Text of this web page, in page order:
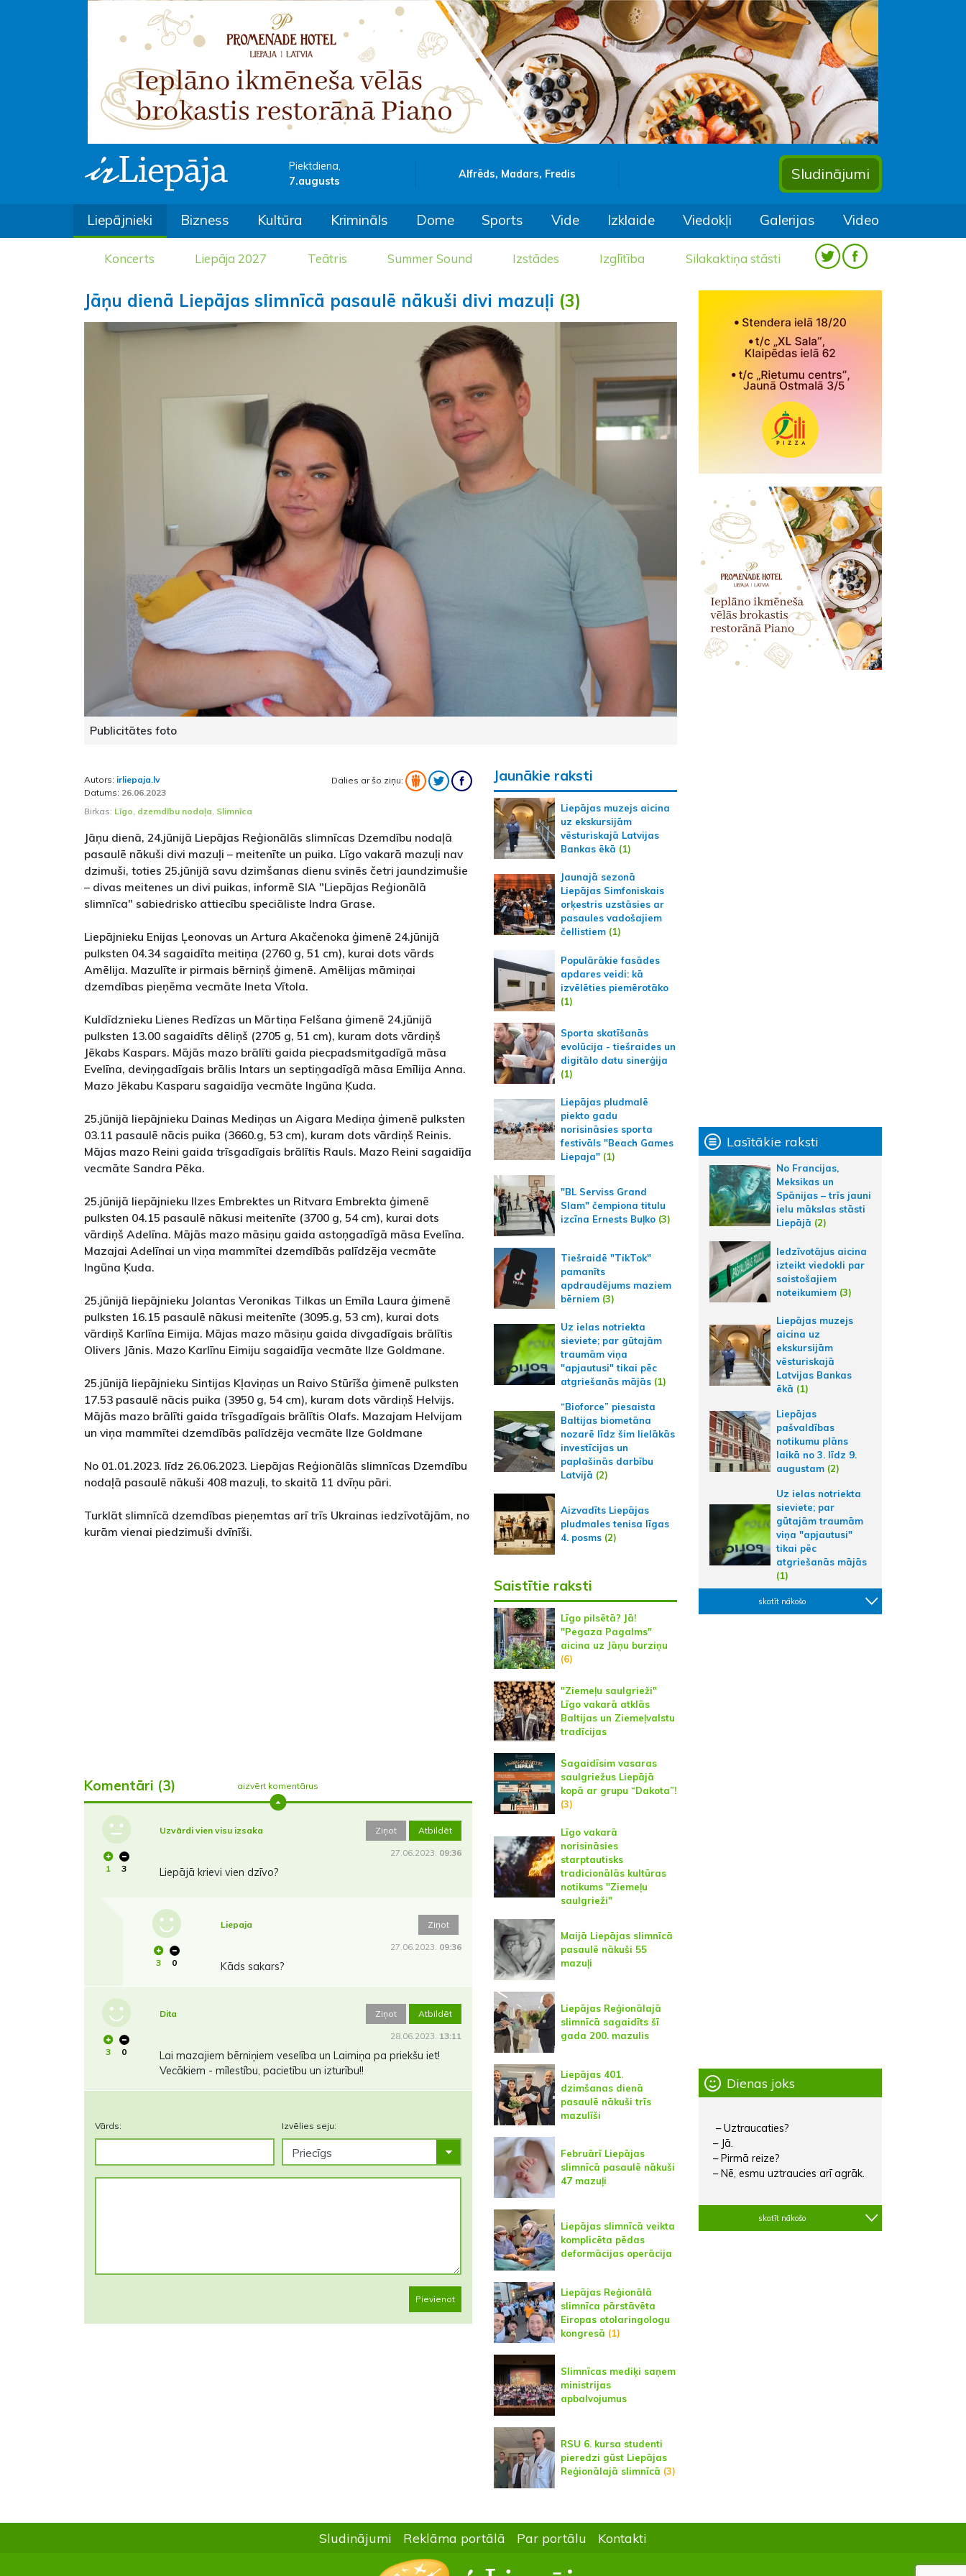
Piektdiena,
7.augusts
Alfrēds, Madars, Fredis Sludinājumi
Liepājnieki Bizness Kultūra Krimināls Dome Sports Vide Izklaide Viedokļi Galerijas Video
Koncerts Liepāja 2027 Teātris Summer Sound Izstādes Izglītība Silakaktiņa stāsti
Jāņu dienā Liepājas slimnīcā pasaulē nākuši divi mazuļi (3)
Publicitātes foto
Autors: irliepaja.lv
Datums: 26.06.2023
Dalies ar šo ziņu:
Birkas: Līgo, dzemdību nodaļa, Slimnīca
Jāņu dienā, 24.jūnijā Liepājas Reģionālās slimnīcas Dzemdību nodaļā
pasaulē nākuši divi mazuļi – meitenīte un puika. Līgo vakarā mazuļi nav
dzimuši, toties 25.jūnijā savu dzimšanas dienu svinēs četri jaundzimušie
– divas meitenes un divi puikas, informē SIA "Liepājas Reģionālā
slimnīca" sabiedrisko attiecību speciāliste Indra Grase.
Liepājnieku Enijas Ļeonovas un Artura Akačenoka ģimenē 24.jūnijā
pulksten 04.34 sagaidīta meitiņa (2760 g, 51 cm), kurai dots vārds
Amēlija. Mazulīte ir pirmais bērniņš ģimenē. Amēlijas māmiņai
dzemdības pieņēma vecmāte Ineta Vītola.
Kuldīdznieku Lienes Redīzas un Mārtiņa Felšana ģimenē 24.jūnijā
pulksten 13.00 sagaidīts dēliņš (2705 g, 51 cm), kuram dots vārdiņš
Jēkabs Kaspars. Mājās mazo brālīti gaida piecpadsmitgadīgā māsa
Evelīna, deviņgadīgais brālis Intars un septiņgadīgā māsa Emīlija Anna.
Mazo Jēkabu Kasparu sagaidīja vecmāte Ingūna Ķuda.
25.jūnijā liepājnieku Dainas Mediņas un Aigara Mediņa ģimenē pulksten
03.11 pasaulē nācis puika (3660.g, 53 cm), kuram dots vārdiņš Reinis.
Mājas mazo Reini gaida trīsgadīgais brālītis Rauls. Mazo Reini sagaidīja
vecmāte Sandra Pēka.
25.jūnijā liepājnieku Ilzes Embrektes un Ritvara Embrekta ģimenē
pulksten 04.15 pasaulē nākusi meitenīte (3700 g, 54 cm), kurai dots
vārdiņš Adelīna. Mājās mazo māsiņu gaida astoņgadīgā māsa Evelīna.
Mazajai Adelīnai un viņa mammītei dzemdībās palīdzēja vecmāte
Ingūna Ķuda.
25.jūnijā liepājnieku Jolantas Veronikas Tilkas un Emīla Laura ģimenē
pulksten 16.15 pasaulē nākusi meitenīte (3095.g, 53 cm), kurai dots
vārdiņš Karlīna Eimija. Mājas mazo māsiņu gaida divgadīgais brālītis
Olivers Jānis. Mazo Karlīnu Eimiju sagaidīja vecmāte Ilze Goldmane.
25.jūnijā liepājnieku Sintijas Kļaviņas un Raivo Stūrīša ģimenē pulksten
17.53 pasaulē nācis puika (3950 g, 54 cm), kuram dots vārdiņš Helvijs.
Mājās mazo brālīti gaida trīsgadīgais brālītis Olafs. Mazajam Helvijam
un viņa mammītei dzemdībās palīdzēja vecmāte Ilze Goldmane
No 01.01.2023. līdz 26.06.2023. Liepājas Reģionālās slimnīcas Dzemdību
nodaļā pasaulē nākuši 408 mazuļi, to skaitā 11 dvīņu pāri.
Turklāt slimnīcā dzemdības pieņemtas arī trīs Ukrainas iedzīvotājām, no
kurām vienai piedzimuši dvīnīši.
Komentāri (3) aizvērt komentārus
1 3
Uzvārdi vien visu izsaka Ziņot Atbildēt
27.06.2023. 09:36
Liepājā krievi vien dzīvo?
3 0
Liepaja Ziņot
27.06.2023. 09:36
Kāds sakars?
3 0
Dita Ziņot Atbildēt
28.06.2023. 13:11
Lai mazajiem bērniņiem veselība un Laimiņa pa priekšu iet!
Vecākiem - mīlestību, pacietību un izturību!!
Vārds: Izvēlies seju:
Pievienot
Jaunākie raksti
Liepājas muzejs aicina
uz ekskursijām
vēsturiskajā Latvijas
Bankas ēkā (1)
Jaunajā sezonā
Liepājas Simfoniskais
orķestris uzstāsies ar
pasaules vadošajiem
čellistiem(1)
Populārākie fasādes
apdares veidi: kā
izvēlēties piemērotāko
(1)
Sporta skatīšanās
evolūcija - tiešraides un
digitālo datu sinerģija
(1)
Liepājas pludmalē
piekto gadu
norisināsies sporta
festivāls "Beach Games
Liepaja"(1)
"BL Serviss Grand
Slam" čempiona titulu
izcīna Ernests Buļko(3)
Tiešraidē "TikTok"
pamanīts
apdraudējums maziem
bērniem(3)
Uz ielas notriekta
sieviete; par gūtajām
traumām viņa
"apjautusi" tikai pēc
atgriešanās mājās(1)
“Bioforce” piesaista
Baltijas biometāna
nozarē līdz šim lielākās
investīcijas un
paplašinās darbību
Latvijā (2)
Aizvadīts Liepājas
pludmales tenisa līgas
4. posms(2)
Saistītie raksti
Līgo pilsētā? Jā!
"Pegaza Pagalms"
aicina uz Jāņu burziņu
(6)
"Ziemeļu saulgrieži"
Līgo vakarā atklās
Baltijas un Ziemeļvalstu
tradīcijas
Sagaidīsim vasaras
saulgriežus Liepājā
kopā ar grupu “Dakota”!
(3)
Līgo vakarā
norisināsies
starptautisks
tradicionālās kultūras
notikums "Ziemeļu
saulgrieži"
Maijā Liepājas slimnīcā
pasaulē nākuši 55
mazuļi
Liepājas Reģionālajā
slimnīcā sagaidīts šī
gada 200. mazulis
Liepājas 401.
dzimšanas dienā
pasaulē nākuši trīs
mazulīši
Februārī Liepājas
slimnīcā pasaulē nākuši
47 mazuļi
Liepājas slimnīcā veikta
komplicēta pēdas
deformācijas operācija
Liepājas Reģionālā
slimnīca pārstāvēta
Eiropas otolaringologu
kongresā (1)
Slimnīcas mediķi saņem
ministrijas
apbalvojumus
RSU 6. kursa studenti
pieredzi gūst Liepājas
Reģionālajā slimnīcā (3)
Lasītākie raksti
No Francijas,
Meksikas un
Spānijas – trīs jauni
ielu mākslas stāsti
Liepājā (2)
Iedzīvotājus aicina
izteikt viedokli par
saistošajiem
noteikumiem (3)
Liepājas muzejs
aicina uz
ekskursijām
vēsturiskajā
Latvijas Bankas
ēkā (1)
Liepājas
pašvaldības
notikumu plāns
laikā no 3. līdz 9.
augustam (2)
Uz ielas notriekta
sieviete; par
gūtajām traumām
viņa "apjautusi"
tikai pēc
atgriešanās mājās
(1)
skatīt nākošo
Dienas joks
– Uztraucaties?
– Jā.
– Pirmā reize?
– Nē, esmu uztraucies arī agrāk.
skatīt nākošo
Sludinājumi Reklāma portālā Par portālu Kontakti